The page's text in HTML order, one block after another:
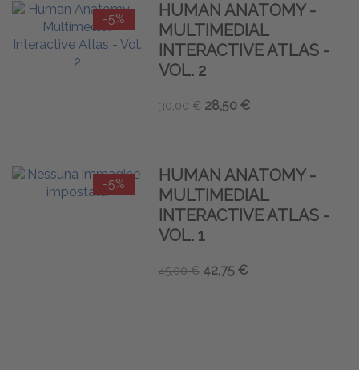
-5%
HUMAN ANATOMY -
MULTIMEDIAL
INTERACTIVE ATLAS -
VOL. 2
30,00 € 28,50 €
-5%
HUMAN ANATOMY -
MULTIMEDIAL
INTERACTIVE ATLAS -
VOL. 1
45,00 € 42,75 €